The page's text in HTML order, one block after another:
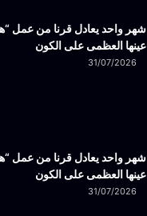
شهر واحد يعادل قرنا من عمل
عينها العظمى على الكون
31/07/2026
شهر واحد يعادل قرنا من عمل
عينها العظمى على الكون
31/07/2026